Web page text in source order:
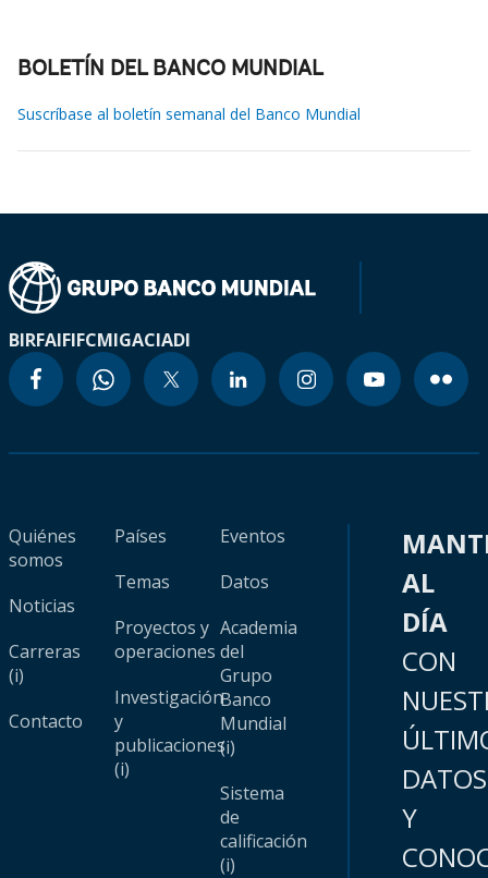
BOLETÍN DEL BANCO MUNDIAL
Suscríbase al boletín semanal del Banco Mundial
BIRFAIFIFCMIGACIADI
Quiénes
somos
Noticias
Carreras
(i)
Contacto
Países
Temas
Proyectos y
operaciones
Investigación
y
publicaciones
(i)
Eventos
Datos
Academia
del
Grupo
Banco
Mundial
(i)
Sistema
de
calificación
(i)
AL
DÍA
CON
DATOS
Y